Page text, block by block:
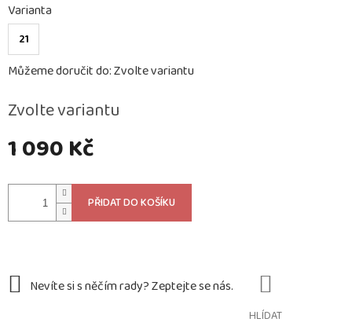
1 090 Kč
cena:
Zvolte variantu
Varianta
21
Můžeme doručit do:Zvolte variantu
PŘIDAT DO KOŠÍKU
HLÍDAT